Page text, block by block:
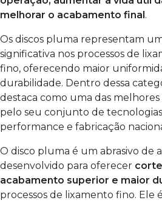
melhorar o acabamento final.
Os discos pluma representam
significativa nos processos de
fino, oferecendo maior
durabilidade. Dentro dessa
destaca como uma das
pelo seu conjunto de
performance e fabricação
O disco pluma é um abrasivo de
desenvolvido para oferecer
acabamento superior e maior
processos de lixamento fino. Ele